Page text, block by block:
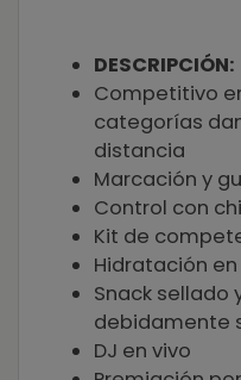
DESCRIPCIÓN:
Competitivo en
categorías
distancia
Marcación y
Control con
Kit de
Hidratación
Snack sellado
debidamente
DJ en vivo